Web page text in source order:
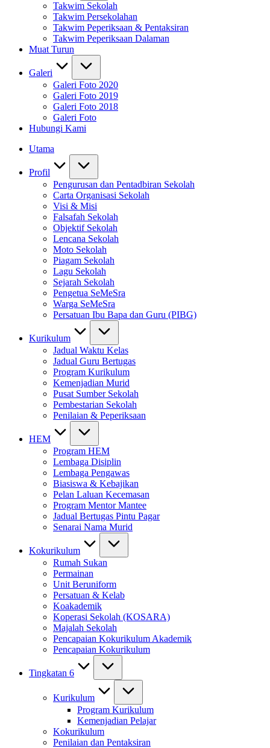
Takwim Sekolah
Takwim Persekolahan
Takwim Peperiksaan & Pentaksiran
Takwim Peperiksaan Dalaman
Muat Turun
Galeri
Galeri Foto 2020
Galeri Foto 2019
Galeri Foto 2018
Galeri Foto
Hubungi Kami
Utama
Profil
Pengurusan dan Pentadbiran Sekolah
Carta Organisasi Sekolah
Visi & Misi
Falsafah Sekolah
Objektif Sekolah
Lencana Sekolah
Moto Sekolah
Piagam Sekolah
Lagu Sekolah
Sejarah Sekolah
Pengetua SeMeSra
Warga SeMeSra
Persatuan Ibu Bapa dan Guru (PIBG)
Kurikulum
Jadual Waktu Kelas
Jadual Guru Bertugas
Program Kurikulum
Kemenjadian Murid
Pusat Sumber Sekolah
Pembestarian Sekolah
Penilaian & Peperiksaan
HEM
Program HEM
Lembaga Disiplin
Lembaga Pengawas
Biasiswa & Kebajikan
Pelan Laluan Kecemasan
Program Mentor Mantee
Jadual Bertugas Pintu Pagar
Senarai Nama Murid
Kokurikulum
Rumah Sukan
Permainan
Unit Beruniform
Persatuan & Kelab
Koakademik
Koperasi Sekolah (KOSARA)
Majalah Sekolah
Pencapaian Kokurikulum Akademik
Pencapaian Kokurikulum
Tingkatan 6
Kurikulum
Program Kurikulum
Kemenjadian Pelajar
Kokurikulum
Penilaian dan Pentaksiran